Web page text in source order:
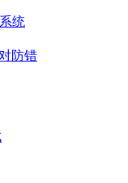
统
防错